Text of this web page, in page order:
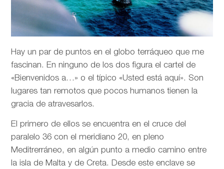
Hay un par de puntos en el globo terráqueo que me
fascinan. En ninguno de los dos figura el cartel de
«Bienvenidos a…» o el típico «Usted está aquí». Son
lugares tan remotos que pocos humanos tienen la
gracia de atravesarlos.
El primero de ellos se encuentra en el cruce del
paralelo 36 con el meridiano 20, en pleno
Meditrerráneo, en algún punto a medio camino entre
la isla de Malta y de Creta. Desde este enclave se